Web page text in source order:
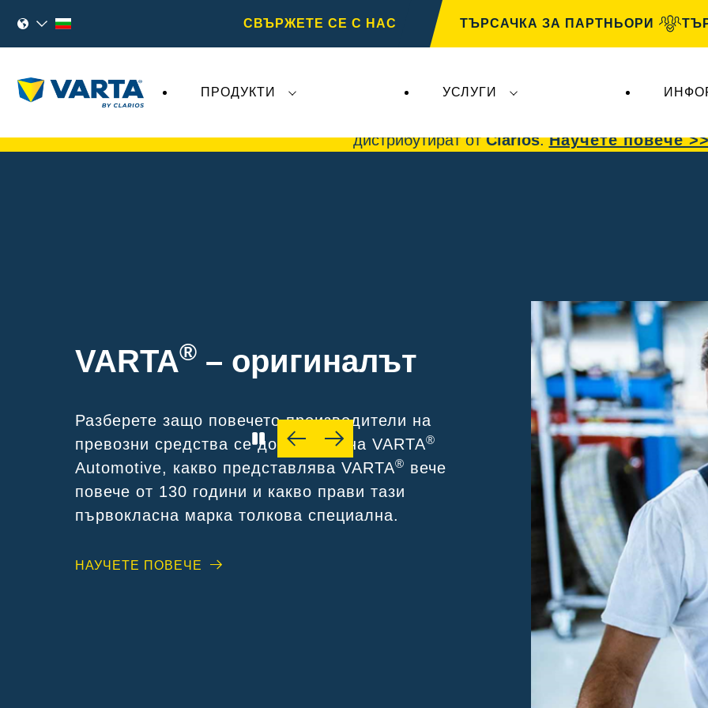
СВЪРЖЕТЕ СЕ С НАС ТЪРСАЧКА ЗА ПАРТНЬОРИ
ПРОДУКТИ УСЛУГИ
дистрибутират отClarios.Научете повече
VARTA® – оригиналът
Разберете защо повечето производители на
превозни средства се доверяват на VARTA®
Automotive, какво представлява VARTA® вече
повече от 130 години и какво прави тази
първокласна марка толкова специална.
НАУЧЕТЕ ПОВЕЧЕ